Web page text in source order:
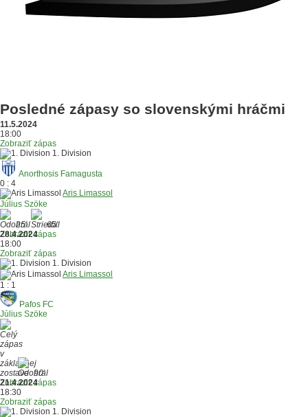
Posledné zápasy so slovenskými hráčmi
11.5.2024
18:00
Zobraziť zápas
1. Division
Anorthosis Famagusta
0 : 4
Aris Limassol
Július Szöke
25'
65'
Zobraziť zápas
28.4.2024
18:00
Zobraziť zápas
1. Division
Aris Limassol
1 : 1
Pafos FC
Július Szöke
90'
Zobraziť zápas
21.4.2024
18:30
Zobraziť zápas
1. Division